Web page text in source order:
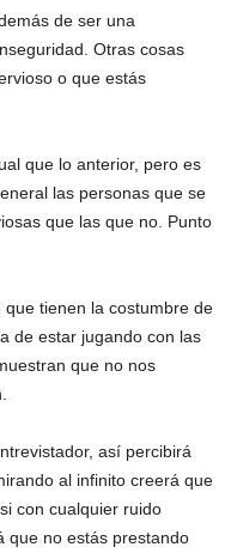
de ser una
Otras cosas
o que estás
que lo anterior, pero es
las personas que se
que las que no. Punto
tienen la costumbre de
de estar jugando con las
que no nos
así percibirá
al infinito creerá que
con cualquier ruido
que no estás prestando